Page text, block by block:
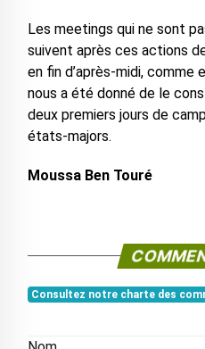
Les meetings qui ne sont
suivent après ces actions
en fin d’après-midi, comme
nous a été donné de le
deux premiers jours de
états-majors.
Moussa Ben Touré
Consultez notre charte des